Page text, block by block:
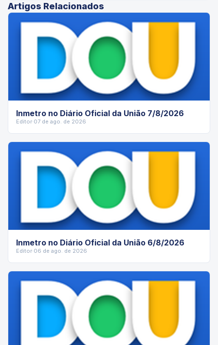
Artigos Relacionados
Inmetro no Diário Oficial da União 7/8/2026
Editor·07 de ago. de 2026
Inmetro no Diário Oficial da União 6/8/2026
Editor·06 de ago. de 2026